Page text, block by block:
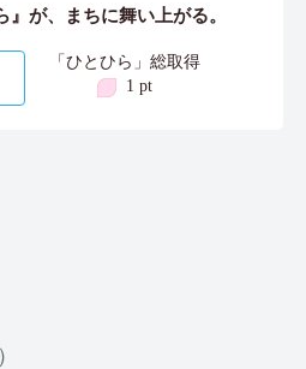
』が、まちに舞い上がる。
「ひとひら」総取得
1 pt